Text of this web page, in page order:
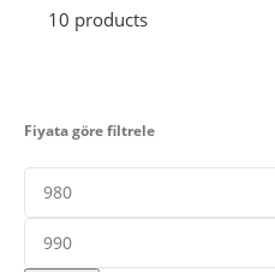
10 products
Fiyata göre filtrele